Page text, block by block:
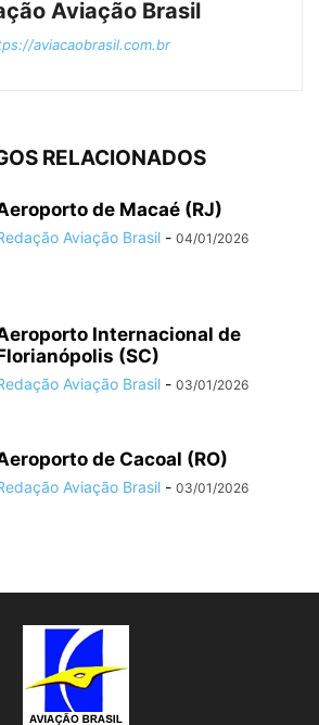
Aviação Brasil
aviacaobrasil.com.br
RELACIONADOS
de Macaé (RJ)
Aviação Brasil - 04/01/2026
Internacional de
(SC)
Aviação Brasil - 03/01/2026
de Cacoal (RO)
Aviação Brasil - 03/01/2026